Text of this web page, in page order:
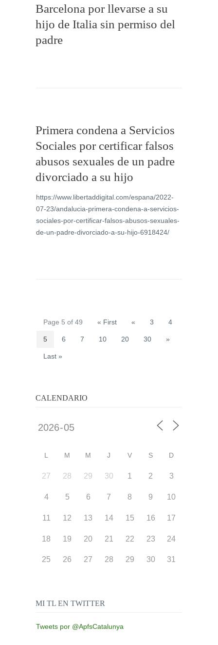
Barcelona por llevarse a su
hijo de Italia sin permiso del
padre
Primera condena a Servicios
Sociales por certificar falsos
abusos sexuales de un padre
divorciado a su hijo
https://www.libertaddigital.com/espana/2022-
07-23/andalucia-primera-condena-a-servicios-
sociales-por-certificar-falsos-abusos-sexuales-
de-un-padre-divorciado-a-su-hijo-6918424/
Page 5 of 49 « First « 3 4
5 6 7 10 20 30 »
Last »
CALENDARIO
L M M J V S D
27 28 29 30 1 2 3
4 5 6 7 8 9 10
11 12 13 14 15 16 17
18 19 20 21 22 23 24
25 26 27 28 29 30 31
MI TL EN TWITTER
Tweets por @ApfsCatalunya